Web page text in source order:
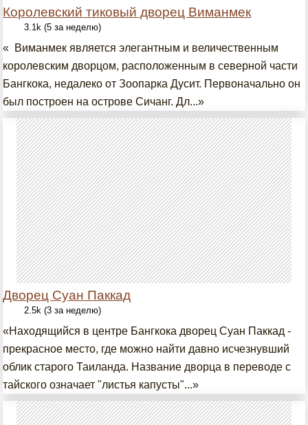
Королевский тиковый дворец Виманмек
3.1k (5 за неделю)
« Виманмек является элегантным и величественным
королевским дворцом, расположенным в северной части
Бангкока, недалеко от Зоопарка Дусит. Первоначально он
был построен на острове Сичанг. Дл...»
Дворец Суан Паккад
2.5k (3 за неделю)
«Находящийся в центре Бангкока дворец Суан Паккад -
прекрасное место, где можно найти давно исчезнувший
облик старого Таиланда. Название дворца в переводе с
тайского означает "листья капусты"...»